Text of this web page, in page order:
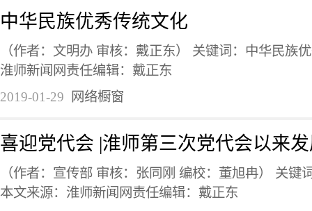
中华民族优秀传统文化
（作者：文明办 审核：戴正东） 关键词：中华民族
淮师新闻网责任编辑：戴正东
2019-01-29
网络橱窗
喜迎党代会 |淮师第三次党代会以来
（作者：宣传部 审核：张同刚 编校：董旭冉） 关键
本文来源：淮师新闻网责任编辑：戴正东